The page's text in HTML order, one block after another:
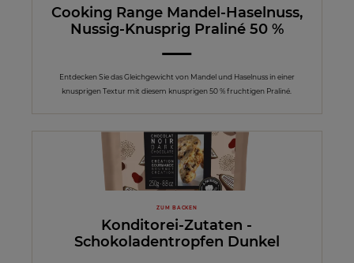
Cooking Range Mandel-Haselnuss,
Nussig-Knusprig Praliné 50 %
Entdecken Sie das Gleichgewicht von Mandel und Haselnuss in einer
knusprigen Textur mit diesem knusprigen 50 % fruchtigen Praliné.
ZUM BACKEN
Konditorei-Zutaten -
Schokoladentropfen Dunkel